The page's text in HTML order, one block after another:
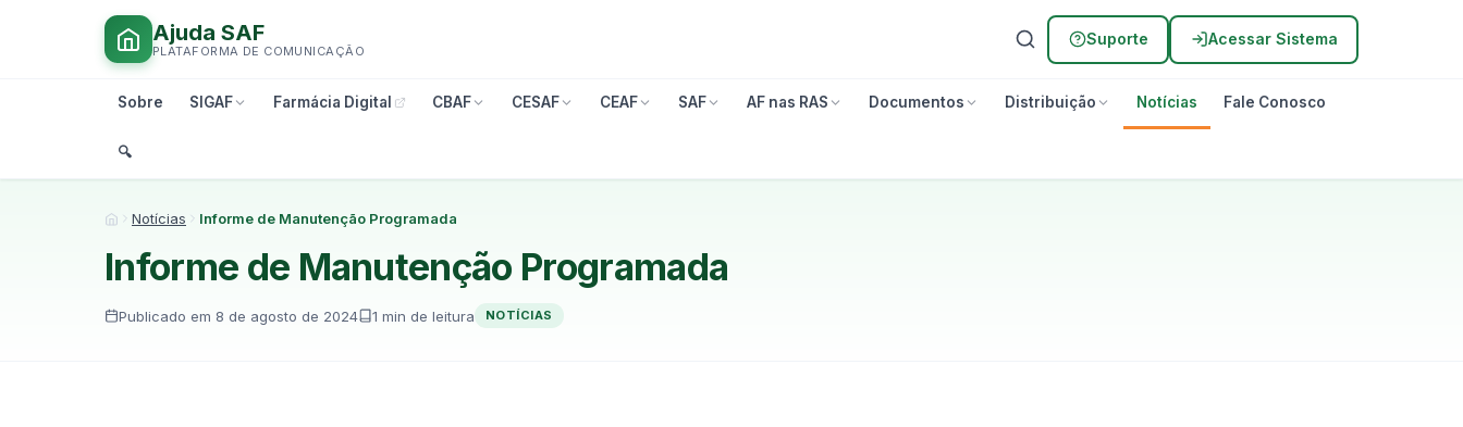
Ajuda SAF
PLATAFORMA DE COMUNICAÇÃO
Suporte Acessar Sistema
Sobre SIGAF Farmácia Digital CBAF CESAF CEAF SAF AF nas RAS Documentos Distribuição Notícias Fale Conosco
🔍︎
Início
Notícias Informe de Manutenção Programada
Informe de Manutenção Programada
Publicado em 8 de agosto de 2024 1 min de leitura NOTÍCIAS